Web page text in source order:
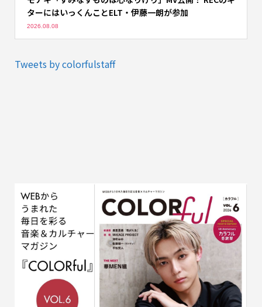
ターにはいっくんことELT・伊藤一朗が参加
2026.08.08
Tweets by colorfulstaff